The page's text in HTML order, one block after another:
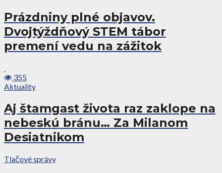
Prázdniny plné objavov.
Dvojtýždňový STEM tábor
premení vedu na zážitok
355
Aktuality
Aj štamgast života raz zaklope na
nebeskú bránu… Za Milanom
Desiatnikom
Tlačové správy